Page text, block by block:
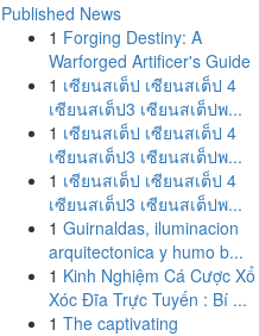
Published News
1 Forging Destiny: A
Warforged Artificer's Guide
1 เซียนสเต็ป เซียนสเต็ป 4
เซียนสเต็ป3 เซียนสเต็ปพ...
1 เซียนสเต็ป เซียนสเต็ป 4
เซียนสเต็ป3 เซียนสเต็ปพ...
1 เซียนสเต็ป เซียนสเต็ป 4
เซียนสเต็ป3 เซียนสเต็ปพ...
1 Guirnaldas, iluminacion
arquitectonica y humo b...
1 Kinh Nghiệm Cá Cược Xổ
Xóc Đĩa Trực Tuyến : Bí ...
1 The captivating